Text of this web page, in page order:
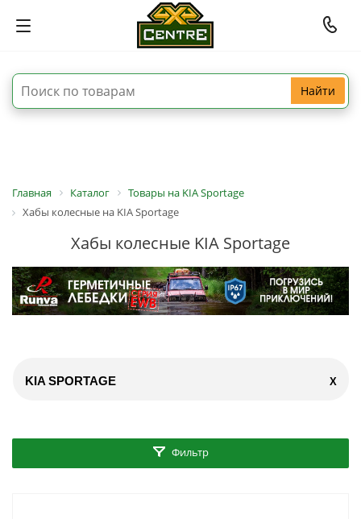
Найти
Главная Каталог
Товары на KIA Sportage
Хабы колесные на KIA Sportage
Хабы колесные KIA Sportage
KIA SPORTAGE X
Фильтр